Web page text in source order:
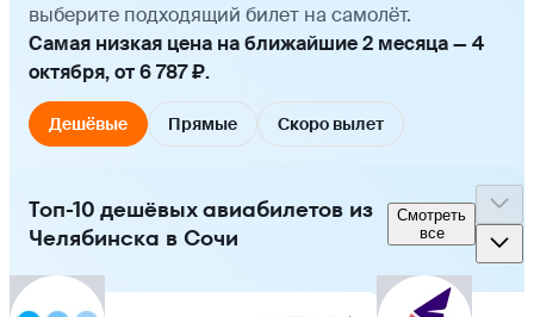
выберите подходящий билет на самолёт.
Самая низкая цена на ближайшие 2 месяца — 4
октября, от 6 787 ₽.
Дешёвые Прямые Скоро вылет
Топ-10 дешёвых авиабилетов из
Челябинска в Сочи
Смотреть
все